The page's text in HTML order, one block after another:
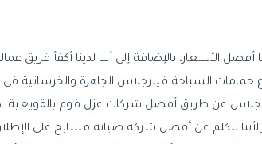
الأسعار، بالإضافة إلى أننا لدينا أكفأ فريق
السباحة فيبرجلاس الجاهزة والخرسانية في
جلاس عن طريق أفضل شركات عزل فوم بالقويعية،
لأننا نتكلم عن أفضل شركة صيانة مسابح على